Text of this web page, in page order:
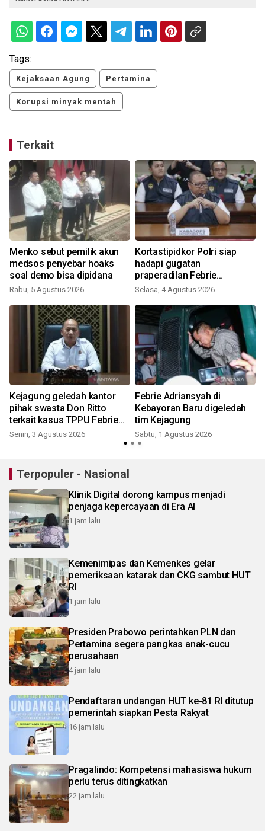
Tags:
Kejaksaan Agung Pertamina
Korupsi minyak mentah
Terkait
Menko sebut pemilik akun
medsos penyebar hoaks
soal demo bisa dipidana
Rabu, 5 Agustus 2026
Kortastipidkor Polri siap
hadapi gugatan
praperadilan Febrie
Adriansyah
Selasa, 4 Agustus 2026
Kejagung geledah kantor
pihak swasta Don Ritto
terkait kasus TPPU Febrie
Adriansyah
Senin, 3 Agustus 2026
Febrie Adriansyah di
Kebayoran Baru digeledah
tim Kejagung
Sabtu, 1 Agustus 2026
Terpopuler - Nasional
Klinik Digital dorong kampus menjadi
penjaga kepercayaan di Era AI
1 jam lalu
Kemenimipas dan Kemenkes gelar
pemeriksaan katarak dan CKG sambut HUT
RI
1 jam lalu
Presiden Prabowo perintahkan PLN dan
Pertamina segera pangkas anak-cucu
perusahaan
4 jam lalu
Pendaftaran undangan HUT ke-81 RI ditutup
pemerintah siapkan Pesta Rakyat
16 jam lalu
Pragalindo: Kompetensi mahasiswa hukum
perlu terus ditingkatkan
22 jam lalu